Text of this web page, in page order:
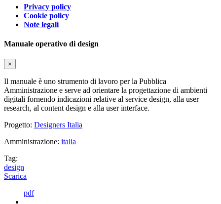
Privacy policy
Cookie policy
Note legali
Manuale operativo di design
×
Il manuale è uno strumento di lavoro per la Pubblica
Amministrazione e serve ad orientare la progettazione di ambienti
digitali fornendo indicazioni relative al service design, alla user
research, al content design e alla user interface.
Progetto: Designers Italia
Amministrazione: italia
Tag:
design
Scarica
pdf